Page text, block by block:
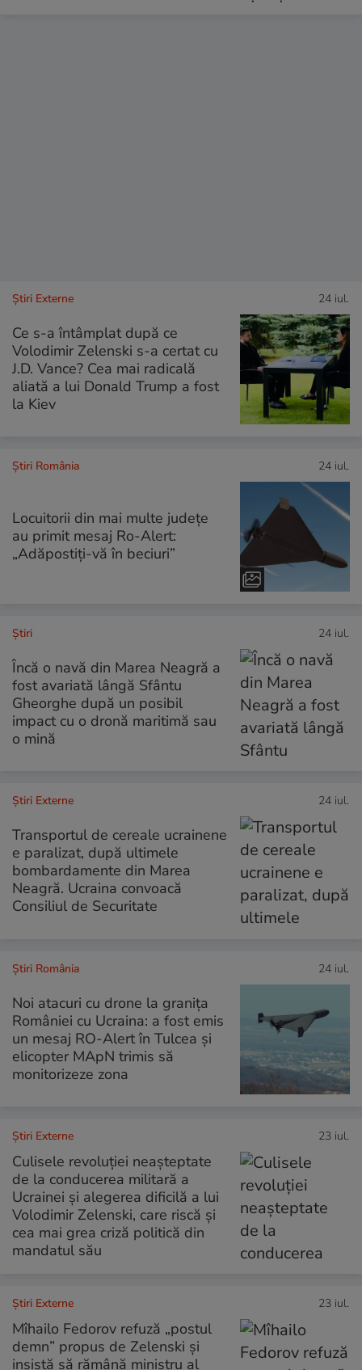
Știri Externe 24 iul.
Ce s-a întâmplat după ce
Volodimir Zelenski s-a certat cu
J.D. Vance? Cea mai radicală
aliată a lui Donald Trump a fost
la Kiev
Știri România 24 iul.
Locuitorii din mai multe județe
au primit mesaj Ro-Alert:
„Adăpostiți-vă în beciuri”
Ştiri 24 iul.
Încă o navă din Marea Neagră a
fost avariată lângă Sfântu
Gheorghe după un posibil
impact cu o dronă maritimă sau
o mină
Știri Externe 24 iul.
Transportul de cereale ucrainene
e paralizat, după ultimele
bombardamente din Marea
Neagră. Ucraina convoacă
Consiliul de Securitate
Știri România 24 iul.
Noi atacuri cu drone la granița
României cu Ucraina: a fost emis
un mesaj RO-Alert în Tulcea și
elicopter MApN trimis să
monitorizeze zona
Știri Externe 23 iul.
Culisele revoluției neașteptate
de la conducerea militară a
Ucrainei și alegerea dificilă a lui
Volodimir Zelenski, care riscă și
cea mai grea criză politică din
mandatul său
Știri Externe 23 iul.
Mîhailo Fedorov refuză „postul
demn” propus de Zelenski și
insistă să rămână ministru al